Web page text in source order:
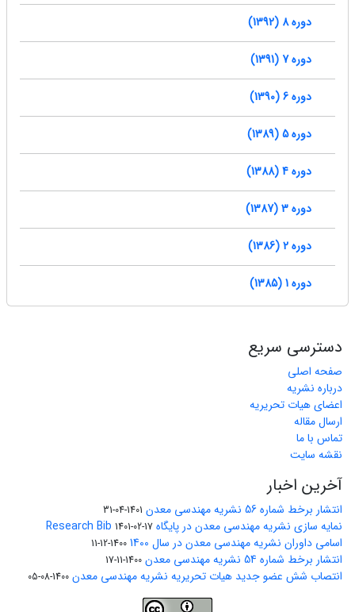
دوره 8 (1392)
دوره 7 (1391)
دوره 6 (1390)
دوره 5 (1389)
دوره 4 (1388)
دوره 3 (1387)
دوره 2 (1386)
دوره 1 (1385)
دسترسی سریع
صفحه اصلی
درباره نشریه
اعضای هیات تحریریه
ارسال مقاله
تماس با ما
نقشه سایت
آخرین اخبار
انتشار برخط شماره 56 نشریه مهندسی معدن 1401-04-31
نمایه سازی نشریه مهندسی معدن در پایگاه Research Bib 1401-02-17
اسامی داوران نشریه مهندسی معدن در سال 1400 1400-12-11
انتشار برخط شماره 54 نشریه مهندسی معدن 1400-11-17
انتصاب شش عضو جدید هیات تحریریه نشریه مهندسی معدن 1400-08-05